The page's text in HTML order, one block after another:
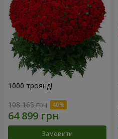
1000 троянд!
108 165 грн
Замовити